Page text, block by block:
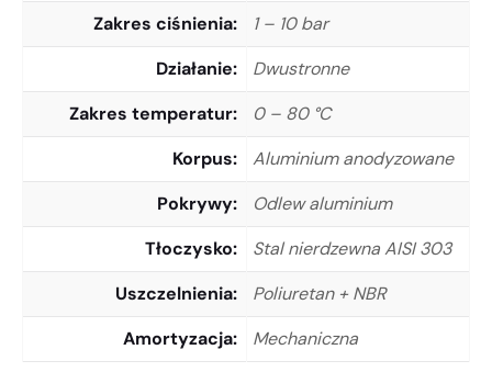
Zakres ciśnienia
1 – 10 bar
Działanie
Dwustronne
Zakres temperatur
0 – 80 °C
Korpus
Aluminium anodyzowane
Pokrywy
Odlew aluminium
Tłoczysko
Stal nierdzewna AISI 303
Uszczelnienia
Poliuretan + NBR
Amortyzacja
Mechaniczna